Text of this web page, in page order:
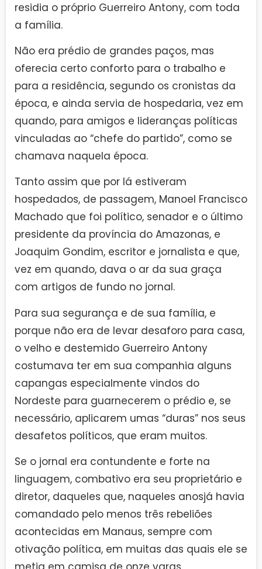
residia o próprio Guerreiro Antony, com toda
a família.
Não era prédio de grandes paços, mas
oferecia certo conforto para o trabalho e
para a residência, segundo os cronistas da
época, e ainda servia de hospedaria, vez em
quando, para amigos e lideranças políticas
vinculadas ao “chefe do partido”, como se
chamava naquela época.
Tanto assim que por lá estiveram
hospedados, de passagem, Manoel Francisco
Machado que foi político, senador e o último
presidente da província do Amazonas, e
Joaquim Gondim, escritor e jornalista e que,
vez em quando, dava o ar da sua graça
com artigos de fundo no jornal.
Para sua segurança e de sua família, e
porque não era de levar desaforo para casa,
o velho e destemido Guerreiro Antony
costumava ter em sua companhia alguns
capangas especialmente vindos do
Nordeste para guarnecerem o prédio e, se
necessário, aplicarem umas “duras” nos seus
desafetos políticos, que eram muitos.
Se o jornal era contundente e forte na
linguagem, combativo era seu proprietário e
diretor, daqueles que, naqueles anosjá havia
comandado pelo menos três rebeliões
acontecidas em Manaus, sempre com
otivação política, em muitas das quais ele se